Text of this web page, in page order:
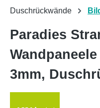
Duschrückwände
Paradies
3mm,